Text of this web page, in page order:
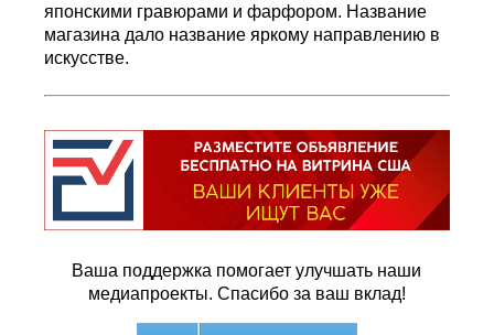
японскими гравюрами и фарфором. Название
магазина дало название яркому направлению в
искусстве.
Ваша поддержка помогает улучшать наши
медиапроекты. Спасибо за ваш вклад!